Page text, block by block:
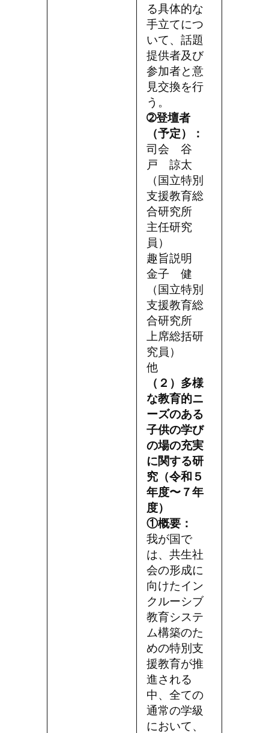
る具体的な
手立てにつ
いて、話題
提供者及び
参加者と意
見交換を行
う。
➁登壇者
（予定）：
司会 谷
戸 諒太
（国立特別
支援教育総
合研究所
主任研究
員）
趣旨説明
金子 健
（国立特別
支援教育総
合研究所
上席総括研
究員）
他
（２）多様
な教育的ニ
ーズのある
子供の学び
の場の充実
に関する研
究（令和５
年度〜７年
度）
①概要：
我が国で
は、共生社
会の形成に
向けたイン
クルーシブ
教育システ
ム構築のた
めの特別支
援教育が推
進される
中、全ての
通常の学級
において、